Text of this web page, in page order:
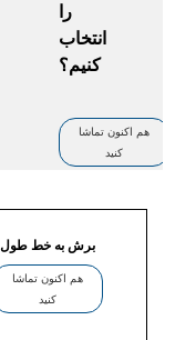
را
انتخاب
کنیم؟
هم اکنون تماشا
کنید
برش به خط طول
هم اکنون تماشا
کنید